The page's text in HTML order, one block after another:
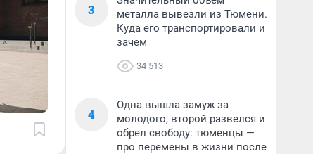
3
металла вывезли из Тюмени.
Куда его транспортировали и
зачем
34 513
4
Одна вышла замуж за
молодого, второй развелся и
обрел свободу: тюменцы —
про перемены в жизни после